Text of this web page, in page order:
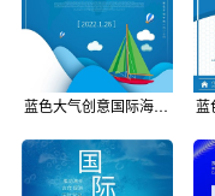
蓝色大气创意国际海关日海报